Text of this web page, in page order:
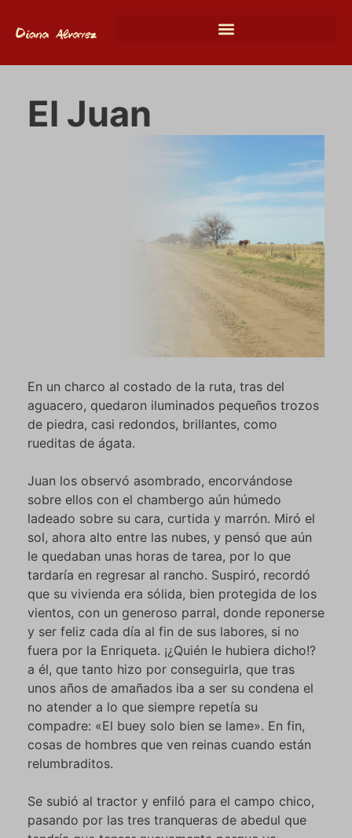
El Juan
En un charco al costado de la ruta, tras del
aguacero, quedaron iluminados pequeños trozos
de piedra, casi redondos, brillantes, como
rueditas de ágata.
Juan los observó asombrado, encorvándose
sobre ellos con el chambergo aún húmedo
ladeado sobre su cara, curtida y marrón. Miró el
sol, ahora alto entre las nubes, y pensó que aún
le quedaban unas horas de tarea, por lo que
tardaría en regresar al rancho. Suspiró, recordó
que su vivienda era sólida, bien protegida de los
vientos, con un generoso parral, donde reponerse
y ser feliz cada día al fin de sus labores, si no
fuera por la Enriqueta. ¡¿Quién le hubiera dicho!?
a él, que tanto hizo por conseguirla, que tras
unos años de amañados iba a ser su condena el
no atender a lo que siempre repetía su
compadre: «El buey solo bien se lame». En fin,
cosas de hombres que ven reinas cuando están
relumbraditos.
Se subió al tractor y enfiló para el campo chico,
pasando por las tres tranqueras de abedul que